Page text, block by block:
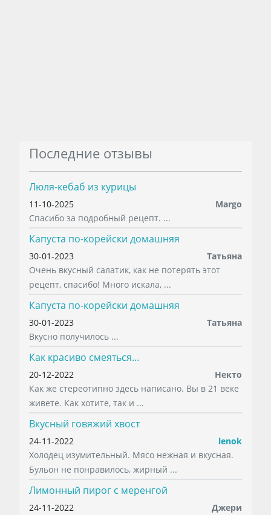
Последние отзывы
Люля-кебаб из курицы
11-10-2025
Margo
Спасибо за подробный рецепт. ...
Капуста по-корейски домашняя
30-01-2023
Татьяна
Очень вкусный салатик, как не потерять этот
рецепт, спасибо! Много искала, ...
Капуста по-корейски домашняя
30-01-2023
Татьяна
Вкусно получилось ...
Как красиво смеяться...
20-12-2022
Некто
Как же стереотипно здесь написано. Вы в 21 веке
живете. Как хотите, так и ...
Вкусный говяжий хвост
24-11-2022
lenok
Холодец изумительный. Мясо нежная и вкусная.
Бульон не понравилось, жирный ...
Лимонный пирог с меренгой
24-11-2022
Джери